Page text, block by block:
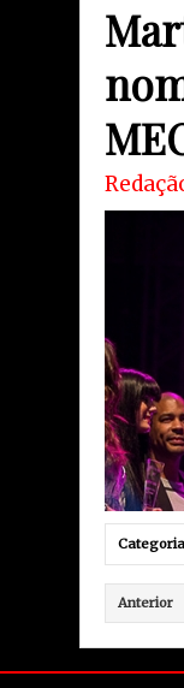
Categoria
Anterior